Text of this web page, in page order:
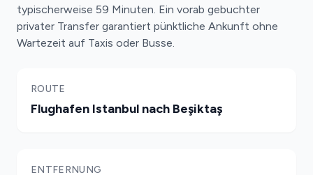
typischerweise 59 Minuten. Ein vorab gebuchter
privater Transfer garantiert pünktliche Ankunft ohne
Wartezeit auf Taxis oder Busse.
ROUTE
Flughafen Istanbul nach Beşiktaş
ENTFERNUNG